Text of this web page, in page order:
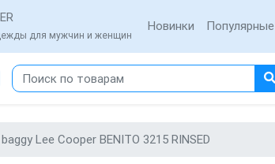
для мужчин и женщин
Новинки Популярные
Lee Cooper BENITO 3215 RINSED